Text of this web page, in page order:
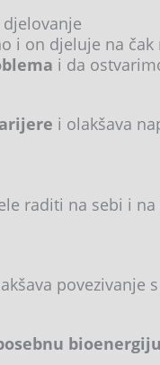
i on djeluje na
i da
i olakšava
raditi na sebi i
povezivanje